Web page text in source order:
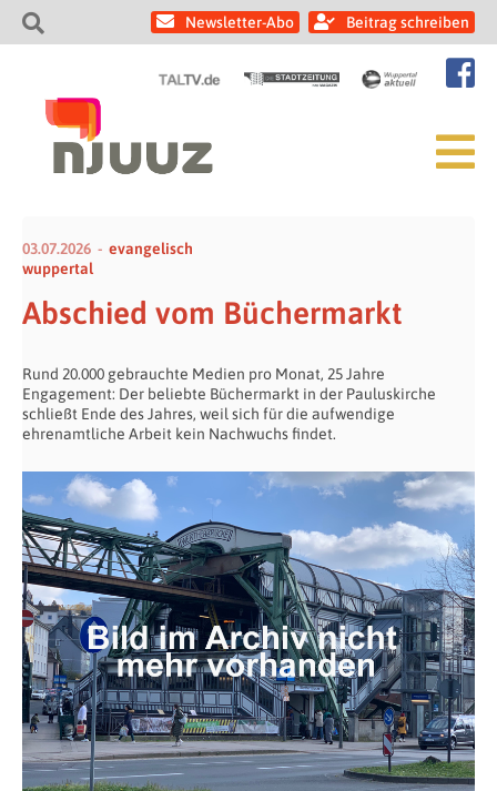
Newsletter-Abo Beitrag schreiben
03.07.2026
evangelisch
wuppertal
Abschied vom Büchermarkt
Rund 20.000 gebrauchte Medien pro Monat, 25 Jahre
Engagement: Der beliebte Büchermarkt in der Pauluskirche
schließt Ende des Jahres, weil sich für die aufwendige
ehrenamtliche Arbeit kein Nachwuchs findet.